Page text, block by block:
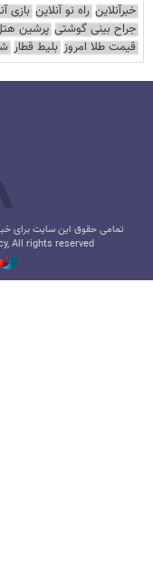
خبرآنلاین راه نو آنلاین بازی
جراح بینی گوشتی پرشین
قیمت طلا امروز بلیط قطار
تمامی حقوق این سایت برای
All rights reserved